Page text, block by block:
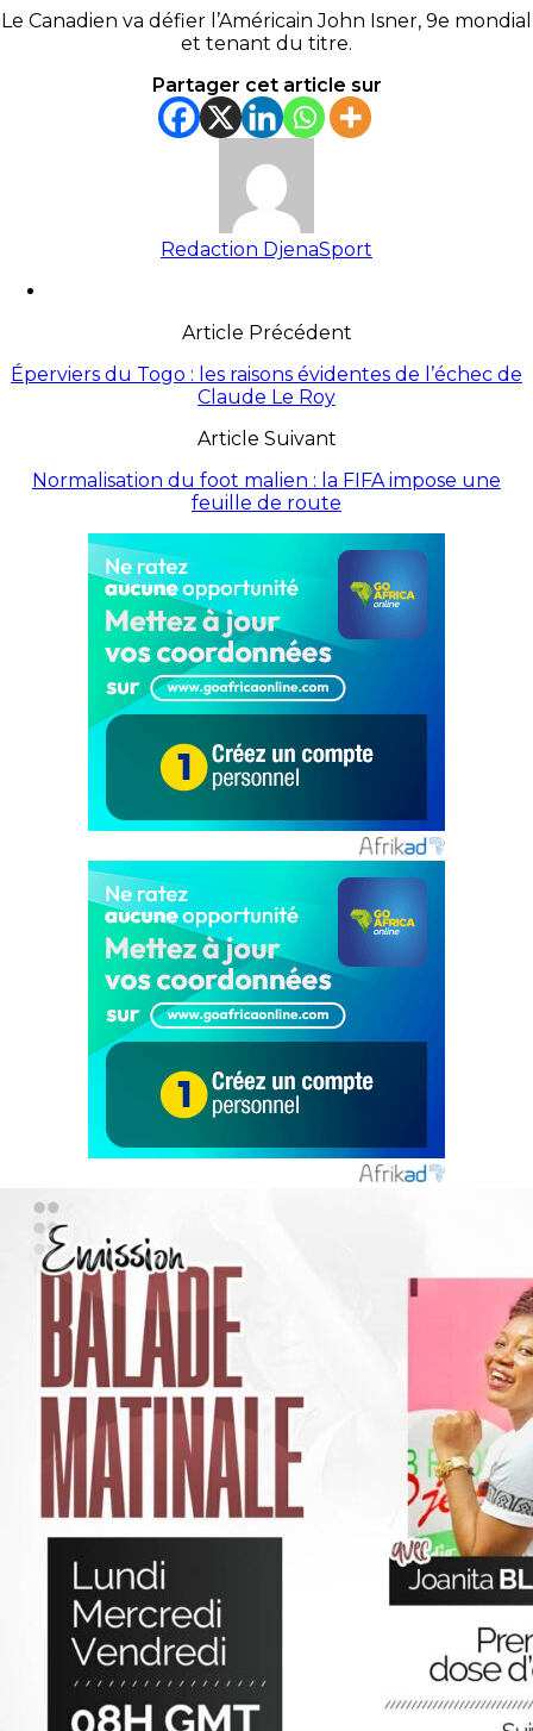
Le Canadien va défier l’Américain John Isner, 9e mondial
et tenant du titre.
Partager cet article sur
Redaction DjenaSport
Article Précédent
Éperviers du Togo : les raisons évidentes de l’échec de
Claude Le Roy
Article Suivant
Normalisation du foot malien : la FIFA impose une
feuille de route